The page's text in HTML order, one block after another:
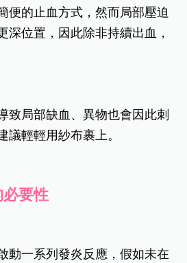
便的止血方式，然而局部壓迫
深位置，因此除非持續出血，
致局部缺血、異物也會因此刺
議輕輕用紗布裹上。
要性
動一系列發炎反應，假如未在